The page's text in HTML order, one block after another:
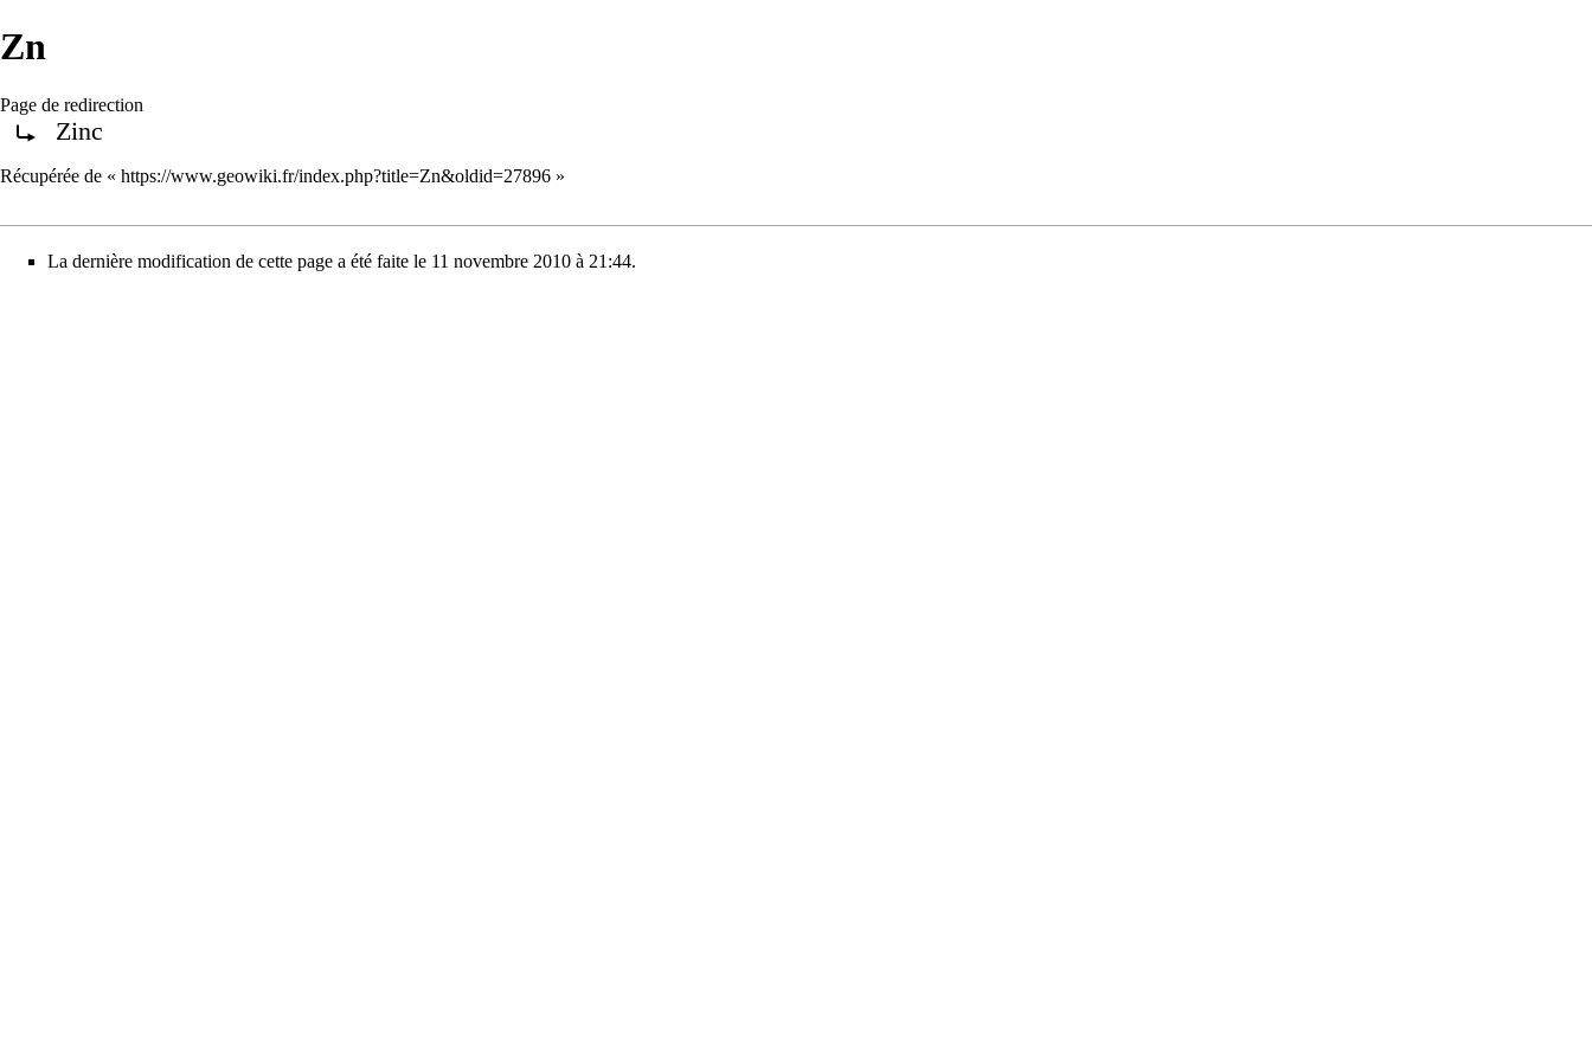
Zn
Page de redirection
Rediriger vers :
Zinc
Récupérée de « https://www.geowiki.fr/index.php?title=Zn&oldid=27896 »
La dernière modification de cette page a été faite le 11 novembre 2010 à 21:44.